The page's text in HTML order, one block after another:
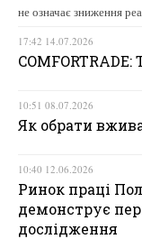
не означає зниження
17:42 14.07.2026
10:51 08.07.2026
Як обрати
10:40 12.06.2026
Ринок праці
демонструє
дослідження